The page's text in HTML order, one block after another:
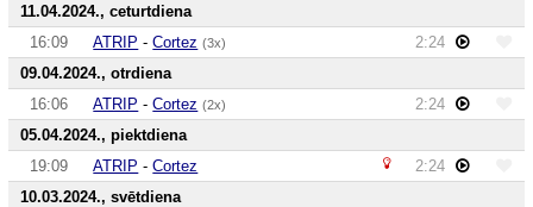
11.04.2024., ceturtdiena
16:09
ATRIP -Cortez (3x)
2:24
09.04.2024., otrdiena
16:06
ATRIP -Cortez (2x)
2:24
05.04.2024., piektdiena
19:09
ATRIP -Cortez
2:24
10.03.2024., svētdiena